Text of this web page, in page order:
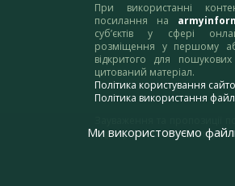
При використанні
посилання на
суб’єктів у сфері
розміщення у першому
відкритого для
цитований матеріал.
Політика користування
Політика використання
адресу:
Ми використовуємо